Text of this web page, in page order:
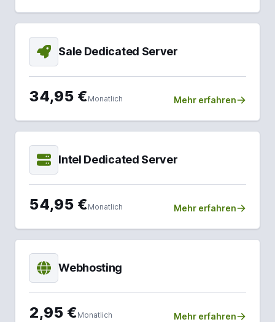
Sale Dedicated Server
34,95 €Monatlich Mehr erfahren
Intel Dedicated Server
54,95 €Monatlich Mehr erfahren
Webhosting
2,95 €Monatlich Mehr erfahren